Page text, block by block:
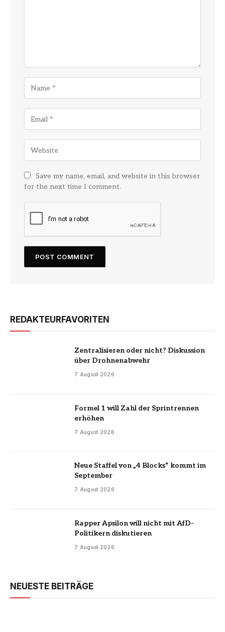
Save my name, email, and website in this browser
for the next time I comment.
REDAKTEURFAVORITEN
Zentralisieren oder nicht? Diskussion
über Drohnenabwehr
7 August 2026
Formel 1 will Zahl der Sprintrennen
erhöhen
7 August 2026
Neue Staffel von „4 Blocks“ kommt im
September
7 August 2026
Rapper Apsilon will nicht mit AfD-
Politikern diskutieren
7 August 2026
NEUESTE BEITRÄGE